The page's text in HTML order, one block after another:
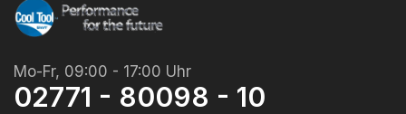
Mo-Fr, 09:00 - 17:00 Uhr
02771 - 80098 - 10